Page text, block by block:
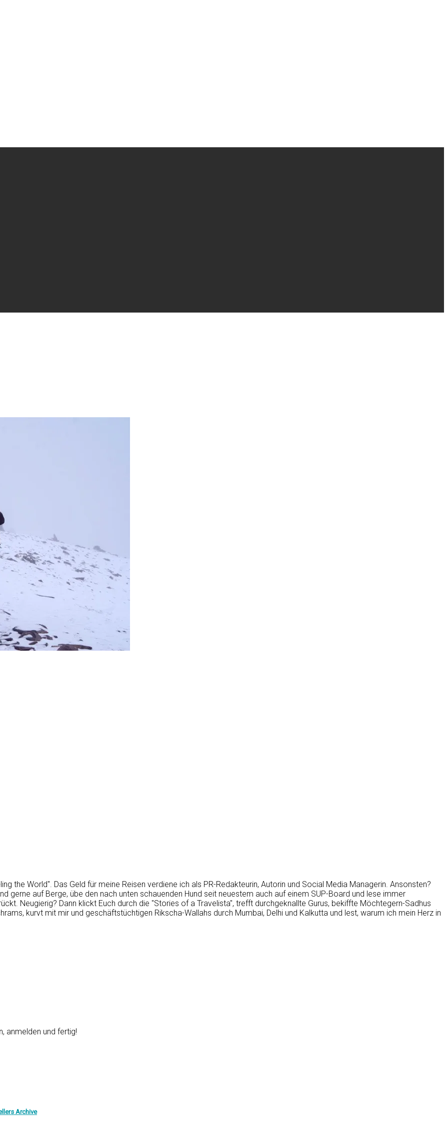
the World". Das Geld für meine Reisen verdiene ich als PR-Redakteurin, Autorin und Social Media Managerin. Ansonsten?
gerne auf Berge, übe den nach unten schauenden Hund seit neuestem auch auf einem SUP-Board und lese immer
Neugierig? Dann klickt Euch durch die "Stories of a Travelista", trefft durchgeknallte Gurus, bekiffte Möchtegern-Sadhus
kurvt mit mir und geschäftstüchtigen Rikscha-Wallahs durch Mumbai, Delhi und Kalkutta und lest, warum ich mein Herz in
anmelden und fertig!
Archive